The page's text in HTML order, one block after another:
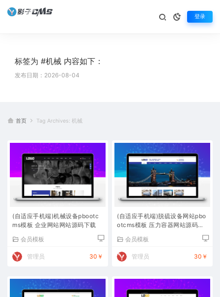
登录
标签为 #机械 内容如下：
发布日期：2026-08-04
首页 Tag Archives: 机械
(自适应手机端)机械设备pbootc
ms模板 企业网站网站源码下载
会员模板
管理员 30￥
(自适应手机端)脱硫设备网站pbo
otcms模板 压力容器网站源码下
会员模板
管理员 30￥